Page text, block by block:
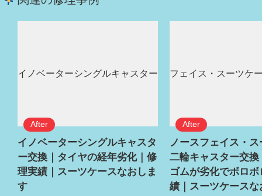
イノベーターシングルキャスタ
ー交換｜タイヤの経年劣化｜修
理実績｜スーツケースなおしま
す
ノースフェイス・
二輪キャスター交換
ゴムが劣化でボロ
績｜スーツケースな